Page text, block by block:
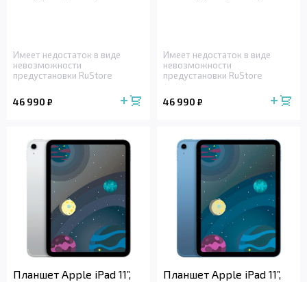
Имеет недостаток в виде
невозможности
предустановки RuStore
46 990 ₽
Имеет недостаток в виде
невозможности
предустановки RuStore
46 990 ₽
Планшет Apple iPad 11”,
Планшет Apple iPad 11”,